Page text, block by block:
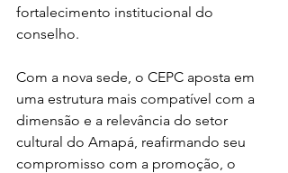
fortalecimento institucional do
conselho.
Com a nova sede, o CEPC aposta em
uma estrutura mais compatível com a
dimensão e a relevância do setor
cultural do Amapá, reafirmando seu
compromisso com a promoção, o